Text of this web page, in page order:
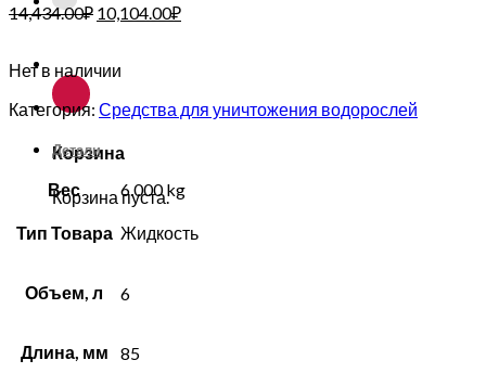
Корзина
Корзина пуста.
14,434.00₽ 10,104.00₽
Нет в наличии
Категория: Средства для уничтожения водорослей
Детали
Вес 6.000 kg
Тип Товара Жидкость
Объем, л 6
Длина, мм 85